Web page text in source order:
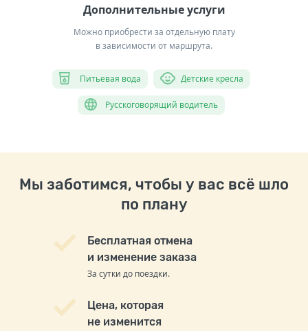
Дополнительные услуги
Можно приобрести за отдельную плату
в зависимости от маршрута.
Питьевая вода Детские кресла
Русскоговорящий водитель
Мы заботимся, чтобы у вас всё шло
по плану
Бесплатная отмена
и изменение заказа
За сутки до поездки.
Цена, которая
не изменится